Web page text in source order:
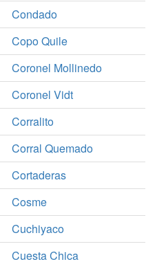
Condado
Copo Quile
Coronel Mollinedo
Coronel Vidt
Corralito
Corral Quemado
Cortaderas
Cosme
Cuchiyaco
Cuesta Chica